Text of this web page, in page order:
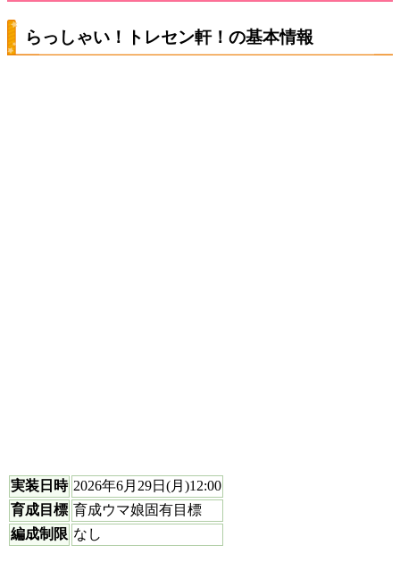
らっしゃい！トレセン軒！の基本情報
実装日時 2026年6月29日(月)12:00
育成目標 育成ウマ娘固有目標
編成制限 なし